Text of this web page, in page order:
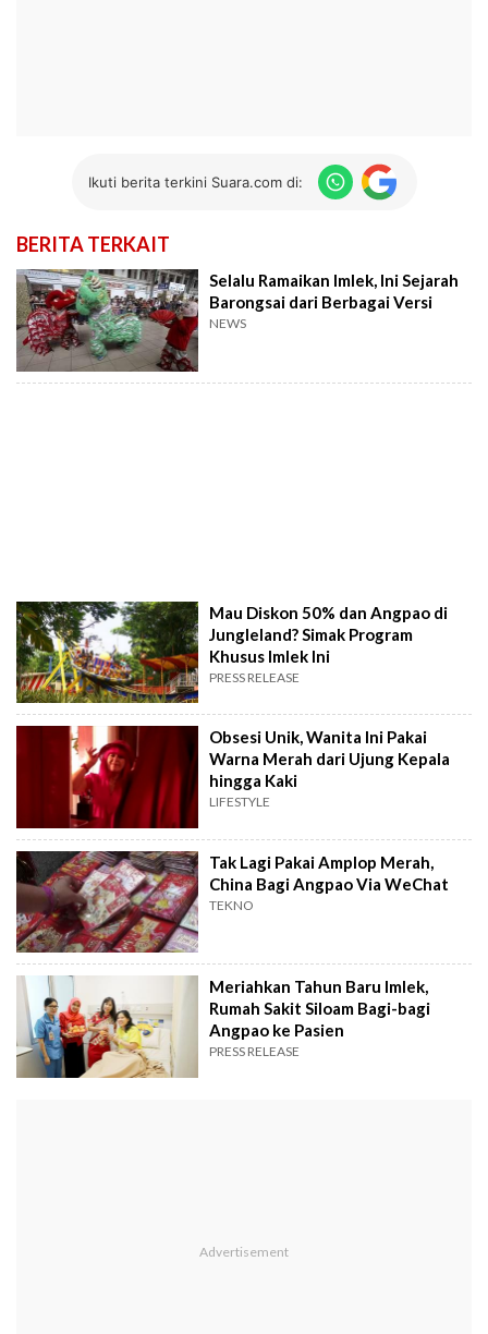
Ikuti berita terkini Suara.com di:
BERITA TERKAIT
Selalu Ramaikan Imlek, Ini Sejarah
Barongsai dari Berbagai Versi
NEWS
Mau Diskon 50% dan Angpao di
Jungleland? Simak Program
Khusus Imlek Ini
PRESS RELEASE
Obsesi Unik, Wanita Ini Pakai
Warna Merah dari Ujung Kepala
hingga Kaki
LIFESTYLE
Tak Lagi Pakai Amplop Merah,
China Bagi Angpao Via WeChat
TEKNO
Meriahkan Tahun Baru Imlek,
Rumah Sakit Siloam Bagi-bagi
Angpao ke Pasien
PRESS RELEASE